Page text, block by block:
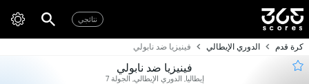
نتائجي
كرة قدم الدوري الإيطالي فينيزيا ضد نابولي
فينيزيا ضد نابولي
إيطاليا, الدوري الإيطالي, الجولة 7